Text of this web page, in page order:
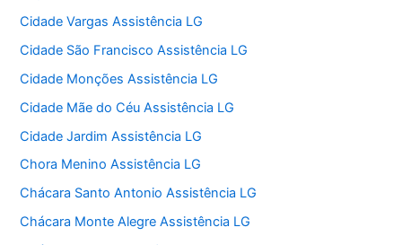
Cidade Vargas Assistência LG
Cidade São Francisco Assistência LG
Cidade Monções Assistência LG
Cidade Mãe do Céu Assistência LG
Cidade Jardim Assistência LG
Chora Menino Assistência LG
Chácara Santo Antonio Assistência LG
Chácara Monte Alegre Assistência LG